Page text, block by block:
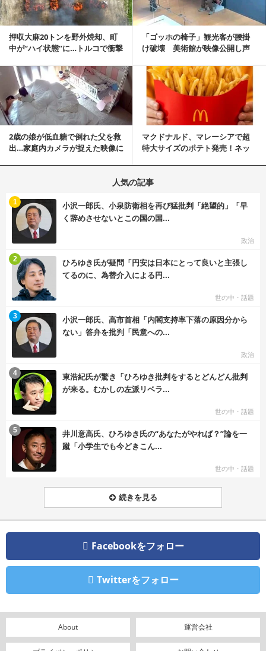
押収大麻20トンを野外焼却、町
中が“ハイ状態”に…トルコで衝撃
「ゴッホの椅子」観光客が腰掛
け破壊 美術館が映像公開し声
2歳の娘が低血糖で倒れた父を救
出…家庭内カメラが捉えた映像に
マクドナルド、マレーシアで超
特大サイズのポテト発売！ネッ
記事を読む
人気の記事
小沢一郎氏、小泉防衛相を再び猛批判「絶望的」「早
く辞めさせないとこの国の国...
政治
1
ひろゆき氏が疑問「円安は日本にとって良いと主張し
てるのに、為替介入による円...
世の中・話題
2
小沢一郎氏、高市首相「内閣支持率下落の原因分から
ない」答弁を批判「民意への...
政治
3
東浩紀氏が驚き「ひろゆき批判をするとどんどん批判
が来る。むかしの左派リベラ...
世の中・話題
4
井川意高氏、ひろゆき氏の“あなたがやれば？”論を一
蹴「小学生でも今どきこん...
世の中・話題
5
続きを見る
Facebookをフォロー
Twitterをフォロー
About 運営会社